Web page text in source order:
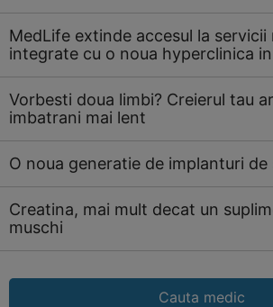
MedLife extinde accesul la servicii
integrate cu o noua hyperclinica
Vorbesti doua limbi? Creierul tau
imbatrani mai lent
O noua generatie de implanturi de
Creatina, mai mult decat un
muschi
Cauta medic